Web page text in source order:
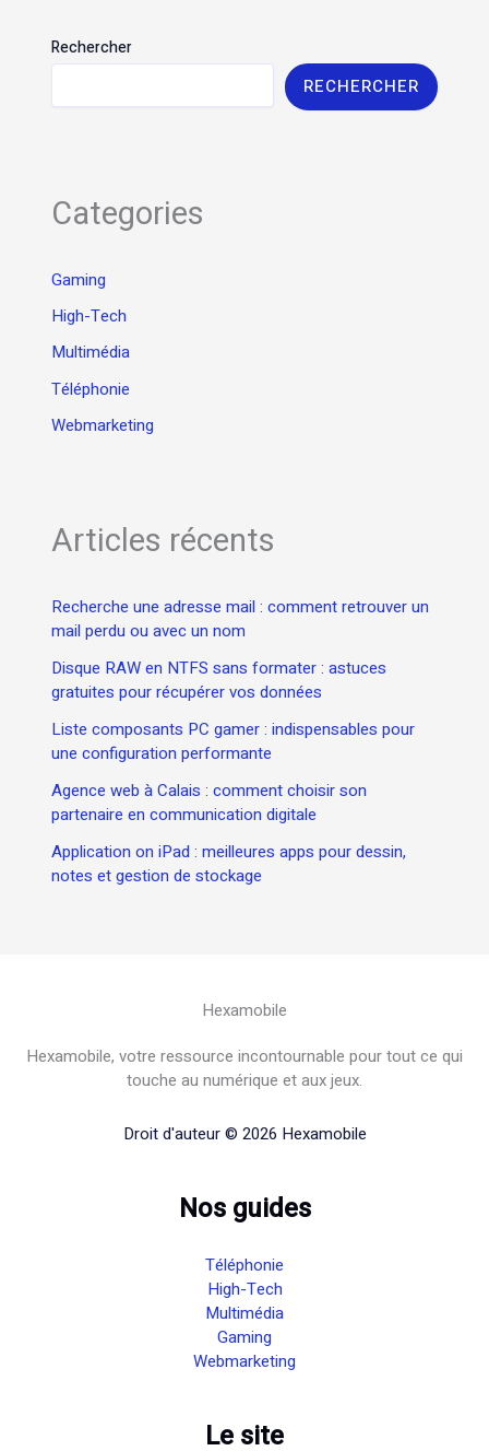
Rechercher
RECHERCHER
Categories
Gaming
High-Tech
Multimédia
Téléphonie
Webmarketing
Articles récents
Recherche une adresse mail : comment retrouver un
mail perdu ou avec un nom
Disque RAW en NTFS sans formater : astuces
gratuites pour récupérer vos données
Liste composants PC gamer : indispensables pour
une configuration performante
Agence web à Calais : comment choisir son
partenaire en communication digitale
Application on iPad : meilleures apps pour dessin,
notes et gestion de stockage
Hexamobile
Hexamobile, votre ressource incontournable pour tout ce qui
touche au numérique et aux jeux.
Droit d'auteur © 2026 Hexamobile
Nos guides
Téléphonie
High-Tech
Multimédia
Gaming
Webmarketing
Le site